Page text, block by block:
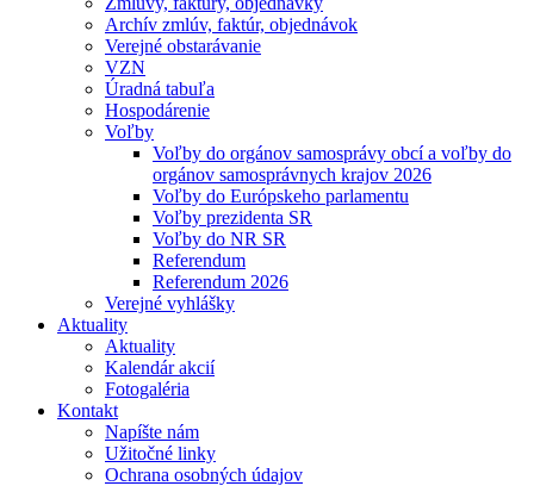
Archív zmlúv, faktúr, objednávok
Verejné obstarávanie
VZN
Úradná tabuľa
Hospodárenie
Voľby
Voľby do orgánov samosprávy obcí a voľby do
orgánov samosprávnych krajov 2026
Voľby do Európskeho parlamentu
Voľby prezidenta SR
Voľby do NR SR
Referendum
Referendum 2026
Verejné vyhlášky
Aktuality
Aktuality
Kalendár akcií
Fotogaléria
Kontakt
Napíšte nám
Užitočné linky
Ochrana osobných údajov